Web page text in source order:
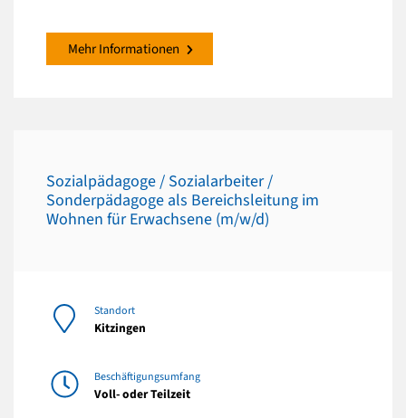
Mehr Informationen
Sozialpädagoge / Sozialarbeiter /
Sonderpädagoge als Bereichsleitung im
Wohnen für Erwachsene (m/w/d)
Standort
Kitzingen
Beschäftigungsumfang
Voll- oder Teilzeit